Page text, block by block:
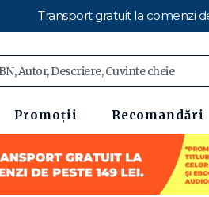
Transport gratuit la comenzi
Promoții Recomandări